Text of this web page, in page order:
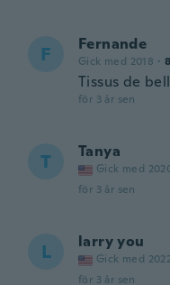
F Fernande
Gick med 2018 ·
Tissus de
för 3 år sen
T Tanya
Gick med
för 3 år sen
L larry you
Gick med 2022
för 3 år sen